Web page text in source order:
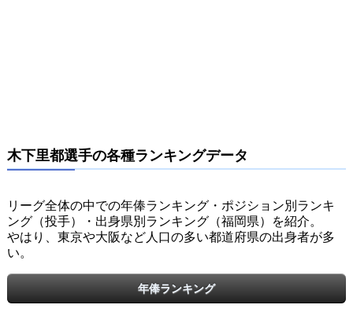
木下里都選手の各種ランキングデータ
リーグ全体の中での年俸ランキング・ポジション別ランキ
ング（投手）・出身県別ランキング（福岡県）を紹介。
やはり、東京や大阪など人口の多い都道府県の出身者が多
い。
年俸ランキング